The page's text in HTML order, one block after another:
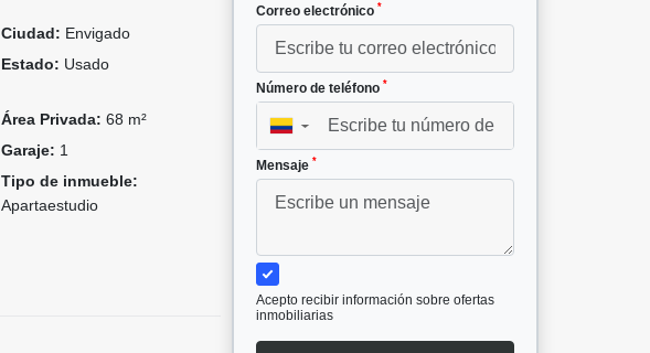
Ciudad: Envigado
Estado: Usado
Área Privada: 68 m²
Garaje: 1
Tipo de inmueble:
Apartaestudio
Correo electrónico *
Número de teléfono *
▼
Mensaje *
Acepto recibir información sobre ofertas
inmobiliarias